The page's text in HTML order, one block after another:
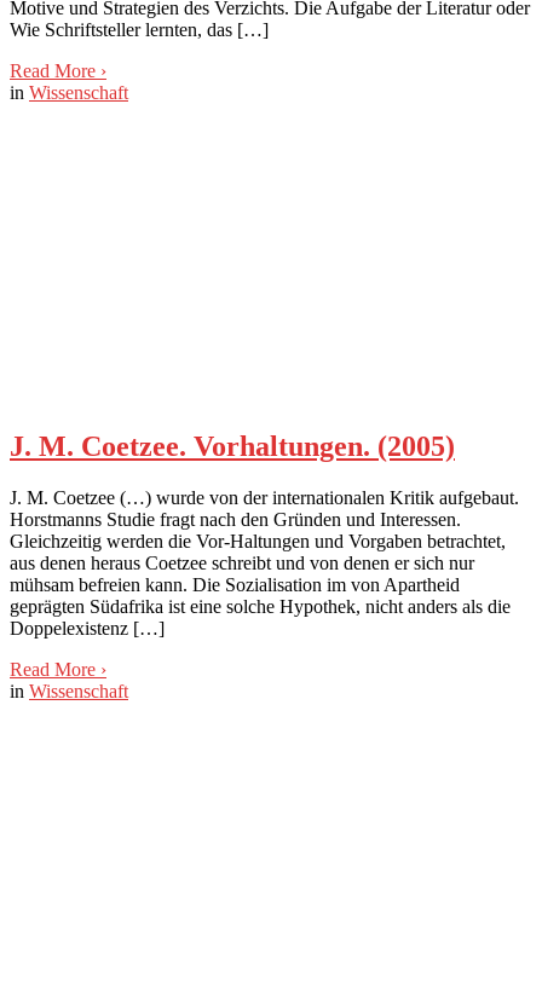
Motive und Strategien des Verzichts. Die Aufgabe der Literatur oder
Wie Schriftsteller lernten, das […]
Read More ›
in Wissenschaft
J. M. Coetzee. Vorhaltungen. (2005)
J. M. Coetzee (…) wurde von der internationalen Kritik aufgebaut.
Horstmanns Studie fragt nach den Gründen und Interessen.
Gleichzeitig werden die Vor-Haltungen und Vorgaben betrachtet,
aus denen heraus Coetzee schreibt und von denen er sich nur
mühsam befreien kann. Die Sozialisation im von Apartheid
geprägten Südafrika ist eine solche Hypothek, nicht anders als die
Doppelexistenz […]
Read More ›
in Wissenschaft